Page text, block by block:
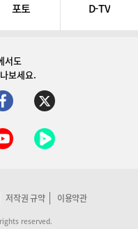
포토 D-TV
서도
보세요.
저작권 규약 이용약관
reserved.